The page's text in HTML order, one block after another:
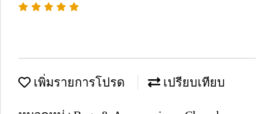
เพิ่มรายการโปรด เปรียบเทียบ